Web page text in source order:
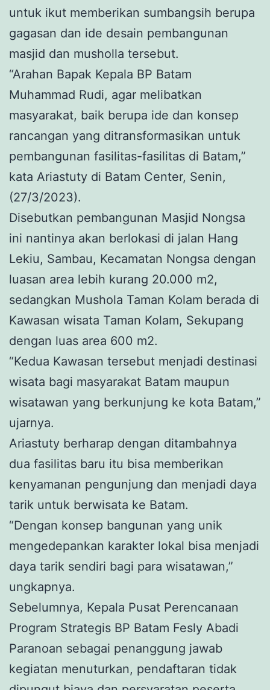
untuk ikut memberikan sumbangsih berupa
gagasan dan ide desain pembangunan
masjid dan musholla tersebut.
“Arahan Bapak Kepala BP Batam
Muhammad Rudi, agar melibatkan
masyarakat, baik berupa ide dan konsep
rancangan yang ditransformasikan untuk
pembangunan fasilitas-fasilitas di Batam,”
kata Ariastuty di Batam Center, Senin,
(27/3/2023).
Disebutkan pembangunan Masjid Nongsa
ini nantinya akan berlokasi di jalan Hang
Lekiu, Sambau, Kecamatan Nongsa dengan
luasan area lebih kurang 20.000 m2,
sedangkan Mushola Taman Kolam berada di
Kawasan wisata Taman Kolam, Sekupang
dengan luas area 600 m2.
“Kedua Kawasan tersebut menjadi destinasi
wisata bagi masyarakat Batam maupun
wisatawan yang berkunjung ke kota Batam,”
ujarnya.
Ariastuty berharap dengan ditambahnya
dua fasilitas baru itu bisa memberikan
kenyamanan pengunjung dan menjadi daya
tarik untuk berwisata ke Batam.
“Dengan konsep bangunan yang unik
mengedepankan karakter lokal bisa menjadi
daya tarik sendiri bagi para wisatawan,”
ungkapnya.
Sebelumnya, Kepala Pusat Perencanaan
Program Strategis BP Batam Fesly Abadi
Paranoan sebagai penanggung jawab
kegiatan menuturkan, pendaftaran tidak